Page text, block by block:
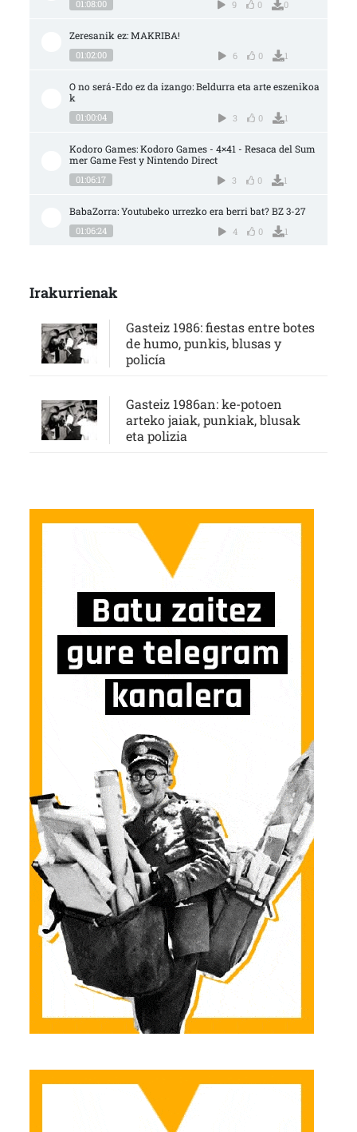
01:08:00 9 0 0
Zeresanik ez: MAKRIBA!
01:02:00 6 0 1
O no será-Edo ez da izango: Beldurra eta arte eszenikoa
k
01:00:04 3 0 1
Kodoro Games: Kodoro Games - 4×41 - Resaca del Sum
mer Game Fest y Nintendo Direct
01:06:17 3 0 1
BabaZorra: Youtubeko urrezko era berri bat? BZ 3-27
01:06:24 4 0 1
Irakurrienak
Gasteiz 1986: fiestas entre botes
de humo, punkis, blusas y
policía
Gasteiz 1986an: ke-potoen
arteko jaiak, punkiak, blusak
eta polizia